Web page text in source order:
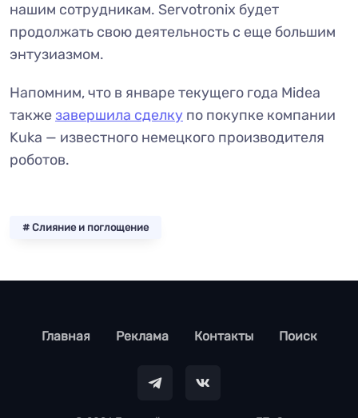
нашим сотрудникам. Servotronix будет
продолжать свою деятельность с еще большим
энтузиазмом.
Напомним, что в январе текущего года Midea
также завершила сделку по покупке компании
Kuka — известного немецкого производителя
роботов.
# Слияние и поглощение
footer
Главная Реклама Контакты Поиск